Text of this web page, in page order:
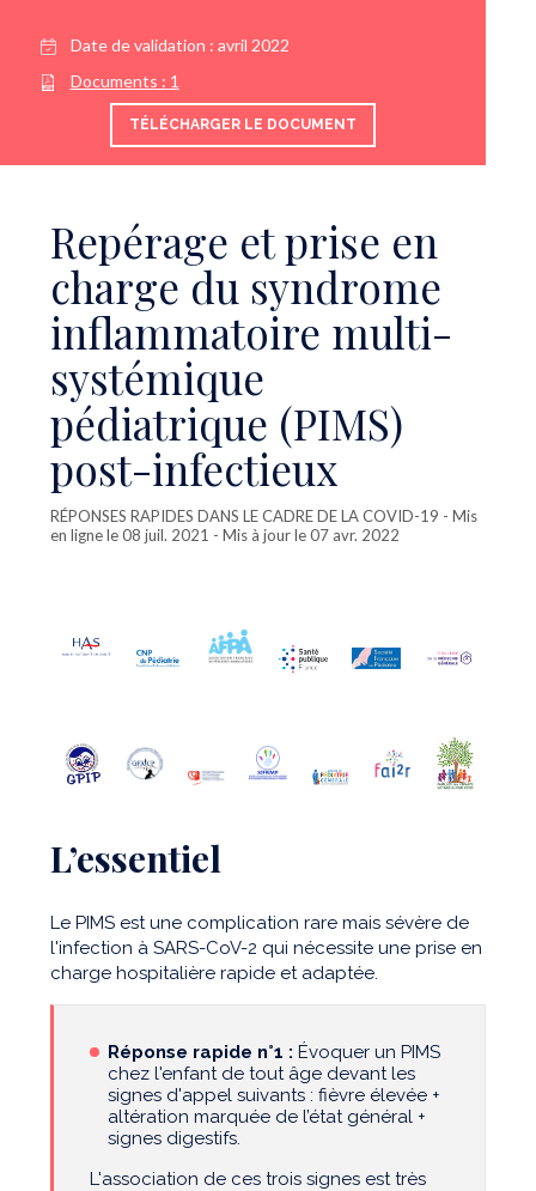
Date de validation : avril 2022
Documents : 1
TÉLÉCHARGER LE DOCUMENT
Repérage et prise en
charge du syndrome
inflammatoire multi-
systémique
pédiatrique (PIMS)
post-infectieux
RÉPONSES RAPIDES DANS LE CADRE DE LA COVID-19 - Mis
en ligne le 08 juil. 2021 - Mis à jour le 07 avr. 2022
L’essentiel
Le PIMS est une complication rare mais sévère de
l'infection à SARS-CoV-2 qui nécessite une prise en
charge hospitalière rapide et adaptée.
Réponse rapide n°1 : Évoquer un PIMS
chez l'enfant de tout âge devant les
signes d'appel suivants : fièvre élevée +
altération marquée de l’état général +
signes digestifs.
L'association de ces trois signes est très